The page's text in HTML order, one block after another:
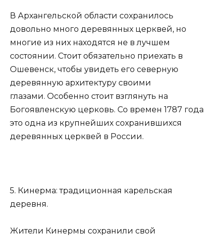
В Архангельской области сохранилось
довольно много деревянных церквей, но
многие из них находятся не в лучшем
состоянии. Стоит обязательно приехать в
Ошевенск, чтобы увидеть его северную
деревянную архитектуру своими
глазами. Особенно стоит взглянуть на
Богоявленскую церковь. Со времен 1787 года
это одна из крупнейших сохранившихся
деревянных церквей в России.
5. Кинерма: традиционная карельская
деревня.
Жители Кинермы сохранили свой